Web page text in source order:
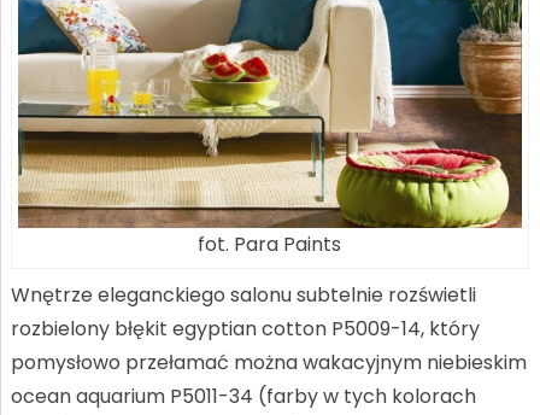
fot. Para Paints
Wnętrze eleganckiego salonu subtelnie rozświetli
rozbielony błękit egyptian cotton P5009-14, który
pomysłowo przełamać można wakacyjnym niebieskim
ocean aquarium P5011-34 (farby w tych kolorach